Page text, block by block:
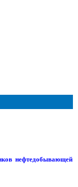
нефтедобывающей